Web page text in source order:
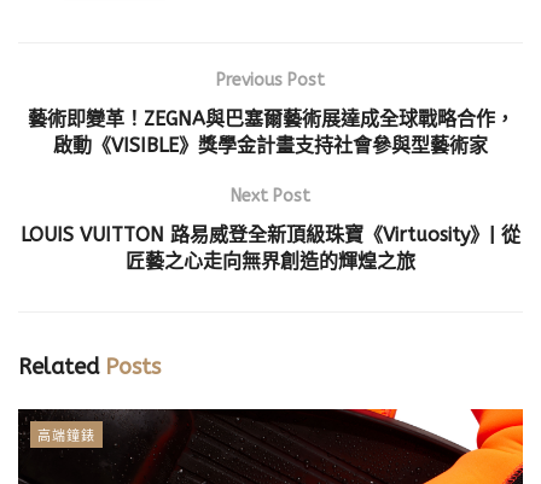
Previous Post
藝術即變革！ZEGNA與巴塞爾藝術展達成全球戰略合作，
啟動《VISIBLE》獎學金計畫支持社會參與型藝術家
Next Post
LOUIS VUITTON 路易威登全新頂級珠寶《Virtuosity》| 從
匠藝之心走向無界創造的輝煌之旅
RelatedPosts
高端鐘錶